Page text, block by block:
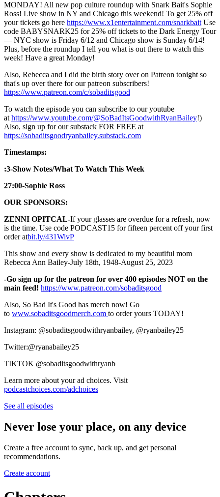
MONDAY! All new pop culture roundup with Snark Bait's Sophie
Ross! Live show in NY and Chicago this weekend! To get 25% off
your tickets go here https://www.x1entertainment.com/snarkbait Use
code BABYSNARK25 for 25% off tickets to the Dark Energy Tour
— NYC show is Friday 6/12 and Chicago show is Sunday 6/14!
Plus, before the roundup I tell you what is out there to watch this
week! Have a great Monday!
Also, Rebecca and I did the birth story over on Patreon tonight so
that's up over there for our patreon subscribers!
⁠⁠⁠⁠⁠⁠⁠⁠⁠⁠⁠⁠⁠⁠⁠⁠⁠⁠⁠⁠⁠⁠⁠⁠⁠⁠⁠⁠⁠⁠⁠⁠⁠⁠⁠⁠⁠⁠⁠⁠⁠⁠⁠⁠⁠⁠⁠⁠⁠⁠⁠⁠⁠⁠⁠⁠⁠⁠⁠⁠⁠⁠⁠https://www.patreon.com/c/sobaditsgood⁠⁠⁠⁠⁠⁠⁠⁠⁠⁠⁠⁠⁠⁠⁠⁠⁠⁠⁠⁠⁠⁠⁠⁠⁠⁠⁠⁠⁠⁠⁠⁠⁠⁠⁠⁠⁠⁠⁠⁠⁠⁠⁠⁠⁠⁠⁠⁠⁠⁠⁠⁠⁠⁠⁠⁠⁠⁠⁠⁠⁠⁠⁠
To watch the episode you can subscribe to our youtube
at ⁠⁠⁠⁠⁠⁠⁠⁠⁠⁠⁠⁠⁠⁠⁠⁠⁠⁠⁠⁠⁠⁠⁠⁠⁠⁠⁠⁠⁠⁠⁠⁠⁠⁠⁠⁠⁠⁠⁠⁠⁠⁠⁠⁠⁠⁠⁠⁠⁠⁠⁠⁠⁠⁠⁠⁠⁠⁠⁠⁠⁠⁠⁠⁠⁠⁠⁠⁠⁠⁠⁠⁠⁠⁠⁠⁠⁠⁠⁠⁠⁠⁠⁠⁠⁠⁠⁠⁠⁠⁠⁠⁠⁠⁠⁠⁠⁠⁠⁠⁠⁠⁠⁠⁠⁠⁠⁠⁠⁠⁠⁠⁠⁠⁠⁠⁠⁠⁠⁠⁠⁠⁠⁠⁠⁠⁠⁠⁠⁠⁠⁠⁠⁠⁠⁠⁠⁠⁠⁠⁠⁠⁠⁠⁠⁠⁠⁠⁠⁠⁠⁠⁠⁠⁠⁠⁠⁠⁠⁠⁠⁠⁠⁠⁠⁠⁠⁠⁠⁠⁠⁠⁠⁠⁠⁠⁠⁠⁠⁠⁠⁠⁠⁠⁠⁠⁠⁠⁠⁠⁠⁠⁠⁠⁠⁠⁠⁠⁠⁠⁠⁠⁠⁠⁠⁠⁠⁠⁠⁠⁠⁠⁠⁠⁠⁠⁠⁠⁠⁠⁠⁠⁠⁠⁠⁠⁠⁠⁠⁠⁠⁠⁠⁠⁠⁠⁠⁠⁠⁠⁠⁠⁠⁠⁠⁠⁠⁠⁠⁠⁠⁠⁠⁠⁠⁠⁠⁠⁠⁠⁠⁠⁠⁠⁠⁠⁠⁠⁠⁠⁠⁠⁠⁠⁠⁠⁠⁠⁠⁠⁠⁠⁠⁠⁠⁠⁠⁠⁠⁠⁠⁠⁠⁠⁠⁠⁠⁠⁠⁠⁠⁠⁠⁠⁠⁠⁠⁠⁠⁠⁠⁠⁠⁠⁠⁠⁠https://www.youtube.com/@SoBadItsGoodwithRyanBailey⁠⁠⁠⁠⁠⁠⁠⁠⁠⁠⁠⁠⁠⁠⁠⁠⁠⁠⁠⁠⁠⁠⁠⁠⁠⁠⁠⁠⁠⁠⁠⁠⁠⁠⁠⁠⁠⁠⁠⁠⁠⁠⁠⁠⁠⁠⁠⁠⁠⁠⁠⁠⁠⁠⁠⁠⁠⁠⁠⁠⁠⁠⁠⁠⁠⁠⁠⁠⁠⁠⁠⁠⁠⁠⁠⁠⁠⁠⁠⁠⁠⁠⁠⁠⁠⁠⁠⁠⁠⁠⁠⁠⁠⁠⁠⁠⁠⁠⁠⁠⁠⁠⁠⁠⁠⁠⁠⁠⁠⁠⁠⁠⁠⁠⁠⁠⁠⁠⁠⁠⁠⁠⁠⁠⁠⁠⁠⁠⁠⁠⁠⁠⁠⁠⁠⁠⁠⁠⁠⁠⁠⁠⁠⁠⁠⁠⁠⁠⁠⁠⁠⁠⁠⁠⁠⁠⁠⁠⁠⁠⁠⁠⁠⁠⁠⁠⁠⁠⁠⁠⁠⁠⁠⁠⁠⁠⁠⁠⁠⁠⁠⁠⁠⁠⁠⁠⁠⁠⁠⁠⁠⁠⁠⁠⁠⁠⁠⁠⁠⁠⁠⁠⁠⁠⁠⁠⁠⁠⁠⁠⁠⁠⁠⁠⁠⁠⁠⁠⁠⁠⁠⁠⁠⁠⁠⁠⁠⁠⁠⁠⁠⁠⁠⁠⁠⁠⁠⁠⁠⁠⁠⁠⁠⁠⁠⁠⁠⁠⁠⁠⁠⁠⁠⁠⁠⁠⁠⁠⁠⁠⁠⁠⁠⁠⁠⁠⁠⁠⁠⁠⁠⁠⁠⁠⁠⁠⁠⁠⁠⁠⁠⁠⁠⁠⁠⁠⁠⁠⁠⁠⁠⁠⁠⁠⁠⁠⁠⁠⁠⁠⁠⁠⁠⁠⁠⁠⁠⁠⁠⁠⁠⁠⁠⁠⁠⁠!)
Also, sign up for our substack FOR FREE at
https://sobaditsgoodryanbailey.substack.com⁠⁠⁠⁠⁠⁠⁠⁠⁠⁠⁠⁠⁠⁠⁠⁠⁠⁠⁠⁠⁠⁠⁠⁠⁠⁠⁠⁠⁠⁠⁠⁠⁠⁠⁠⁠⁠⁠⁠⁠⁠⁠⁠⁠⁠⁠⁠⁠⁠⁠⁠⁠⁠⁠⁠⁠⁠⁠⁠⁠⁠⁠⁠⁠⁠⁠⁠⁠⁠⁠⁠⁠⁠⁠⁠⁠⁠⁠⁠⁠⁠⁠⁠⁠⁠⁠⁠⁠⁠⁠⁠⁠⁠⁠⁠⁠⁠⁠⁠⁠⁠⁠⁠⁠⁠⁠⁠⁠⁠⁠⁠⁠⁠⁠⁠⁠⁠⁠⁠⁠⁠⁠⁠⁠⁠⁠⁠⁠⁠⁠⁠⁠⁠⁠⁠⁠⁠⁠⁠⁠⁠⁠⁠⁠⁠⁠⁠⁠⁠⁠⁠⁠⁠⁠⁠⁠⁠⁠⁠⁠
Timestamps:
:3-Show Notes/What To Watch This Week
27:00-Sophie Ross
OUR SPONSORS:
ZENNI OPITCAL-If your glasses are overdue for a refresh, now
is the time. Use code PODCAST15 for fifteen percent off your first
order atbit.ly/431WivP
This show and every show is dedicated to my beautiful mom
Rebecca Ann Bailey-July 18th, 1948-August 25, 2023
-Go sign up for the patreon for over 400 episodes NOT on the
main feed! ⁠⁠⁠⁠⁠⁠⁠⁠⁠⁠⁠⁠⁠⁠⁠⁠⁠⁠⁠⁠⁠⁠⁠⁠⁠⁠⁠⁠⁠⁠⁠⁠⁠⁠⁠⁠⁠⁠⁠⁠⁠⁠⁠⁠⁠⁠⁠⁠⁠⁠⁠⁠⁠⁠⁠⁠⁠⁠⁠⁠⁠⁠⁠⁠⁠⁠⁠⁠⁠⁠⁠⁠⁠⁠⁠⁠⁠⁠⁠⁠⁠⁠⁠⁠⁠⁠⁠⁠⁠⁠⁠⁠⁠⁠⁠⁠⁠⁠⁠⁠⁠⁠⁠⁠⁠⁠⁠⁠⁠⁠⁠⁠⁠⁠⁠⁠⁠⁠⁠⁠⁠⁠⁠⁠⁠⁠⁠⁠⁠⁠⁠⁠⁠⁠⁠⁠⁠⁠⁠⁠⁠⁠⁠⁠⁠⁠⁠⁠⁠⁠⁠⁠⁠⁠⁠⁠⁠⁠⁠⁠⁠⁠⁠⁠⁠⁠⁠⁠⁠⁠⁠⁠⁠⁠⁠⁠⁠⁠⁠⁠⁠⁠⁠⁠⁠⁠⁠⁠⁠⁠⁠⁠⁠⁠⁠⁠⁠⁠⁠⁠⁠⁠⁠⁠⁠⁠⁠⁠⁠⁠⁠⁠⁠⁠⁠⁠⁠⁠⁠⁠⁠⁠⁠⁠⁠⁠⁠⁠⁠⁠⁠⁠⁠⁠⁠⁠⁠⁠⁠⁠⁠⁠⁠⁠⁠⁠⁠⁠⁠⁠⁠⁠⁠⁠⁠⁠⁠⁠⁠⁠⁠⁠⁠⁠⁠⁠⁠⁠⁠⁠⁠⁠⁠⁠⁠⁠⁠⁠⁠⁠⁠⁠⁠⁠⁠⁠⁠⁠⁠⁠⁠⁠⁠⁠⁠⁠⁠⁠⁠⁠⁠⁠⁠⁠⁠⁠⁠⁠⁠⁠⁠⁠⁠⁠⁠⁠⁠⁠⁠⁠https://www.patreon.com/sobaditsgood⁠⁠⁠⁠⁠⁠⁠⁠⁠⁠⁠⁠⁠⁠⁠⁠⁠⁠⁠⁠⁠⁠⁠⁠⁠⁠⁠⁠⁠⁠⁠⁠⁠⁠⁠⁠⁠⁠⁠⁠⁠⁠⁠⁠⁠⁠⁠⁠⁠⁠⁠⁠⁠⁠⁠⁠⁠⁠⁠⁠⁠⁠⁠⁠⁠⁠⁠⁠⁠⁠⁠⁠⁠⁠⁠⁠⁠⁠⁠⁠⁠⁠⁠⁠⁠⁠⁠⁠⁠⁠⁠⁠⁠⁠⁠⁠⁠⁠⁠⁠⁠⁠⁠⁠⁠⁠⁠⁠⁠⁠⁠⁠⁠⁠⁠⁠⁠⁠⁠⁠⁠⁠⁠⁠⁠⁠⁠⁠⁠⁠⁠⁠⁠⁠⁠⁠⁠⁠⁠⁠⁠⁠⁠⁠⁠⁠⁠⁠⁠⁠⁠⁠⁠⁠⁠⁠⁠⁠⁠⁠⁠⁠⁠⁠⁠⁠⁠⁠⁠⁠⁠⁠⁠⁠⁠⁠⁠⁠⁠⁠⁠⁠⁠⁠⁠⁠⁠⁠⁠⁠⁠⁠⁠⁠⁠⁠⁠⁠⁠⁠⁠⁠⁠⁠⁠⁠⁠⁠⁠⁠⁠⁠⁠⁠⁠⁠⁠⁠⁠⁠⁠⁠⁠⁠⁠⁠⁠⁠⁠⁠⁠⁠⁠⁠⁠⁠⁠⁠⁠⁠⁠⁠⁠⁠⁠⁠⁠⁠⁠⁠⁠⁠⁠⁠⁠⁠⁠⁠⁠⁠⁠⁠⁠⁠⁠⁠⁠⁠⁠⁠⁠⁠⁠⁠⁠⁠⁠⁠⁠⁠⁠⁠⁠⁠⁠⁠⁠⁠⁠⁠⁠⁠⁠⁠⁠⁠⁠⁠⁠⁠⁠⁠⁠⁠⁠⁠⁠⁠⁠⁠⁠⁠⁠⁠⁠⁠⁠⁠⁠⁠
Also, So Bad It's Good has merch now! Go
to ⁠⁠⁠⁠⁠⁠⁠⁠⁠⁠⁠⁠⁠⁠⁠⁠⁠⁠⁠⁠⁠⁠⁠⁠⁠⁠⁠⁠⁠⁠⁠⁠⁠⁠⁠⁠⁠⁠⁠⁠⁠⁠⁠⁠⁠⁠⁠⁠⁠⁠⁠⁠⁠⁠⁠⁠⁠⁠⁠⁠⁠⁠⁠⁠⁠⁠⁠⁠⁠⁠⁠⁠⁠⁠⁠⁠⁠⁠⁠⁠⁠⁠⁠⁠⁠⁠⁠⁠⁠⁠⁠⁠⁠⁠⁠⁠⁠⁠⁠⁠⁠⁠⁠⁠⁠⁠⁠⁠⁠⁠⁠⁠⁠⁠⁠⁠⁠⁠⁠⁠⁠⁠⁠⁠⁠⁠⁠⁠⁠⁠⁠⁠⁠⁠⁠⁠⁠⁠⁠⁠⁠⁠⁠⁠⁠⁠⁠⁠⁠⁠⁠⁠⁠⁠⁠⁠⁠⁠⁠⁠⁠⁠⁠⁠⁠⁠⁠⁠⁠⁠⁠⁠⁠⁠⁠⁠⁠⁠⁠⁠⁠⁠⁠⁠⁠⁠⁠⁠⁠⁠⁠⁠⁠⁠⁠⁠⁠⁠⁠⁠⁠⁠⁠⁠⁠⁠⁠⁠⁠⁠⁠⁠⁠⁠⁠⁠⁠⁠⁠⁠⁠⁠⁠⁠⁠⁠⁠⁠⁠⁠⁠⁠⁠⁠⁠⁠⁠⁠⁠⁠⁠⁠⁠⁠⁠⁠⁠⁠⁠⁠⁠⁠⁠⁠⁠⁠⁠⁠⁠⁠⁠⁠⁠⁠⁠⁠⁠⁠⁠⁠⁠⁠⁠⁠⁠⁠⁠⁠⁠⁠⁠⁠⁠⁠⁠⁠⁠⁠⁠⁠⁠⁠⁠⁠⁠⁠⁠⁠⁠⁠⁠⁠⁠⁠⁠⁠⁠⁠⁠⁠⁠⁠⁠⁠⁠⁠⁠⁠⁠⁠www.sobaditsgoodmerch.com ⁠⁠⁠⁠⁠⁠⁠⁠⁠⁠⁠⁠⁠⁠⁠⁠⁠⁠⁠⁠⁠⁠⁠⁠⁠⁠⁠⁠⁠⁠⁠⁠⁠⁠⁠⁠⁠⁠⁠⁠⁠⁠⁠⁠⁠⁠⁠⁠⁠⁠⁠⁠⁠⁠⁠⁠⁠⁠⁠⁠⁠⁠⁠⁠⁠⁠⁠⁠⁠⁠⁠⁠⁠⁠⁠⁠⁠⁠⁠⁠⁠⁠⁠⁠⁠⁠⁠⁠⁠⁠⁠⁠⁠⁠⁠⁠⁠⁠⁠⁠⁠⁠⁠⁠⁠⁠⁠⁠⁠⁠⁠⁠⁠⁠⁠⁠⁠⁠⁠⁠⁠⁠⁠⁠⁠⁠⁠⁠⁠⁠⁠⁠⁠⁠⁠⁠⁠⁠⁠⁠⁠⁠⁠⁠⁠⁠⁠⁠⁠⁠⁠⁠⁠⁠⁠⁠⁠⁠⁠⁠⁠⁠⁠⁠⁠⁠⁠⁠⁠⁠⁠⁠⁠⁠⁠⁠⁠⁠⁠⁠⁠⁠⁠⁠⁠⁠⁠⁠⁠⁠⁠⁠⁠⁠⁠⁠⁠⁠⁠⁠⁠⁠⁠⁠⁠⁠⁠⁠⁠⁠⁠⁠⁠⁠⁠⁠⁠⁠⁠⁠⁠⁠⁠⁠⁠⁠⁠⁠⁠⁠⁠⁠⁠⁠⁠⁠⁠⁠⁠⁠⁠⁠⁠⁠⁠⁠⁠⁠⁠⁠⁠⁠⁠⁠⁠⁠⁠⁠⁠⁠⁠⁠⁠⁠⁠⁠⁠⁠⁠⁠⁠⁠⁠⁠⁠⁠⁠⁠⁠⁠⁠⁠⁠⁠⁠⁠⁠⁠⁠⁠⁠⁠⁠⁠⁠⁠⁠⁠⁠⁠⁠⁠⁠⁠⁠⁠⁠⁠⁠⁠⁠⁠⁠⁠⁠⁠⁠⁠⁠⁠ to order yours TODAY!
Instagram: @sobaditsgoodwithryanbailey, @ryanbailey25
Twitter:@ryanabailey25
TIKTOK @sobaditsgoodwithryanb
Learn more about your ad choices. Visit
podcastchoices.com/adchoices
See all episodes
Never lose your place, on any device
Create a free account to sync, back up, and get personal
recommendations.
Create account